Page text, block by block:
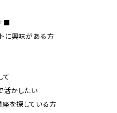
■
トに興味がある方
て
活かしたい
座を探している方